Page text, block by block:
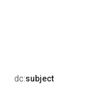
dc:subject